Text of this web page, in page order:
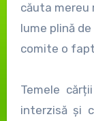
căuta
lume plină
comite o
Temele
interzisă și